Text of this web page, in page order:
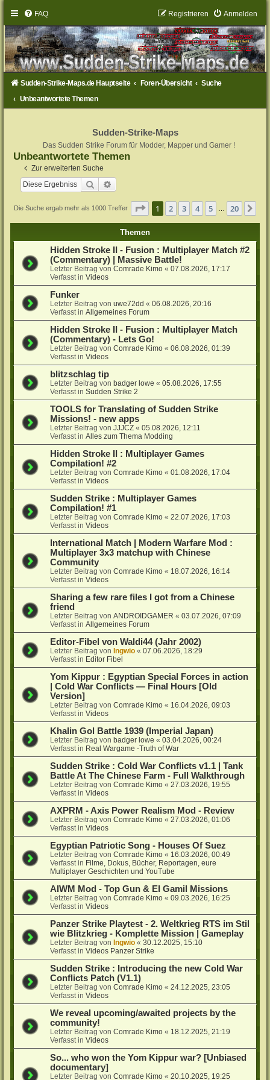
FAQ Anmelden
Registrieren
Sudden-Strike-Maps.de Hauptseite Foren-Übersicht
Suche
Unbeantwortete Themen
Sudden-Strike-Maps
Das Sudden Strike Forum für Modder, Mapper und Gamer !
Unbeantwortete Themen
Zur erweiterten Suche
Suche
Die Suche ergab mehr als 1000 Treffer Seite 1von 20
1 2 3 4 5 20
Themen
Hidden Stroke II - Fusion : Multiplayer Match #2
(Commentary) | Massive Battle!
Letzter Beitrag vonComrade Kimo «07.08.2026, 17:17
Verfasst inVideos
Funker
Letzter Beitrag vonuwe72dd «06.08.2026, 20:16
Verfasst inAllgemeines Forum
Hidden Stroke II - Fusion : Multiplayer Match
(Commentary) - Lets Go!
Letzter Beitrag vonComrade Kimo «06.08.2026, 01:39
Verfasst inVideos
blitzschlag tip
Letzter Beitrag vonbadger lowe «05.08.2026, 17:55
Verfasst inSudden Strike 2
TOOLS for Translating of Sudden Strike
Missions! - new apps
Letzter Beitrag vonJJJCZ «05.08.2026, 12:11
Verfasst inAlles zum Thema Modding
Hidden Stroke II : Multiplayer Games
Compilation! #2
Letzter Beitrag vonComrade Kimo «01.08.2026, 17:04
Verfasst inVideos
Sudden Strike : Multiplayer Games
Compilation! #1
Letzter Beitrag vonComrade Kimo «22.07.2026, 17:03
Verfasst inVideos
International Match | Modern Warfare Mod :
Multiplayer 3x3 matchup with Chinese
Community
Letzter Beitrag vonComrade Kimo « 18.07.2026, 16:14
Verfasst inVideos
Sharing a few rare files I got from a Chinese
friend
Letzter Beitrag vonANDROIDGAMER «03.07.2026, 07:09
Verfasst inAllgemeines Forum
Editor-Fibel von Waldi44 (Jahr 2002)
Letzter Beitrag vonIngwio «07.06.2026, 18:29
Verfasst in Editor Fibel
Yom Kippur : Egyptian Special Forces in action
| Cold War Conflicts — Final Hours [Old
Version]
Letzter Beitrag vonComrade Kimo « 16.04.2026, 09:03
Verfasst inVideos
Khalin Gol Battle 1939 (Imperial Japan)
Letzter Beitrag vonbadger lowe «03.04.2026, 00:24
Verfasst in Real Wargame -Truth of War
Sudden Strike : Cold War Conflicts v1.1 | Tank
Battle At The Chinese Farm - Full Walkthrough
Letzter Beitrag vonComrade Kimo «27.03.2026, 19:55
Verfasst inVideos
AXPRM - Axis Power Realism Mod - Review
Letzter Beitrag vonComrade Kimo «27.03.2026, 01:06
Verfasst inVideos
Egyptian Patriotic Song - Houses Of Suez
Letzter Beitrag vonComrade Kimo « 16.03.2026, 00:49
Verfasst in Filme, Dokus, Bücher, Reportagen, eure
Multiplayer Geschichten und YouTube
AIWM Mod - Top Gun & El Gamil Missions
Letzter Beitrag vonComrade Kimo «09.03.2026, 16:25
Verfasst inVideos
Panzer Strike Playtest - 2. Weltkrieg RTS im Stil
wie Blitzkrieg - Komplette Mission | Gameplay
Letzter Beitrag vonIngwio «30.12.2025, 15:10
Verfasst inVideos Panzer Strike
Sudden Strike : Introducing the new Cold War
Conflicts Patch (V1.1)
Letzter Beitrag vonComrade Kimo «24.12.2025, 23:05
Verfasst inVideos
We reveal upcoming/awaited projects by the
community!
Letzter Beitrag vonComrade Kimo « 18.12.2025, 21:19
Verfasst inVideos
So... who won the Yom Kippur war? [Unbiased
documentary]
Letzter Beitrag vonComrade Kimo «20.10.2025, 19:25